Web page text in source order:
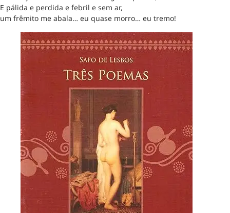
E pálida e perdida e febril e sem ar,
um frêmito me abala… eu quase morro… eu tremo!